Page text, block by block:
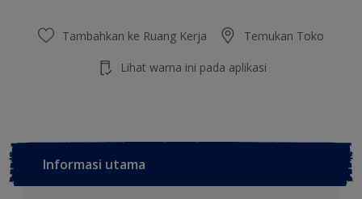
Tambahkan ke Ruang Kerja Temukan Toko
Lihat warna ini pada aplikasi
Informasi utama